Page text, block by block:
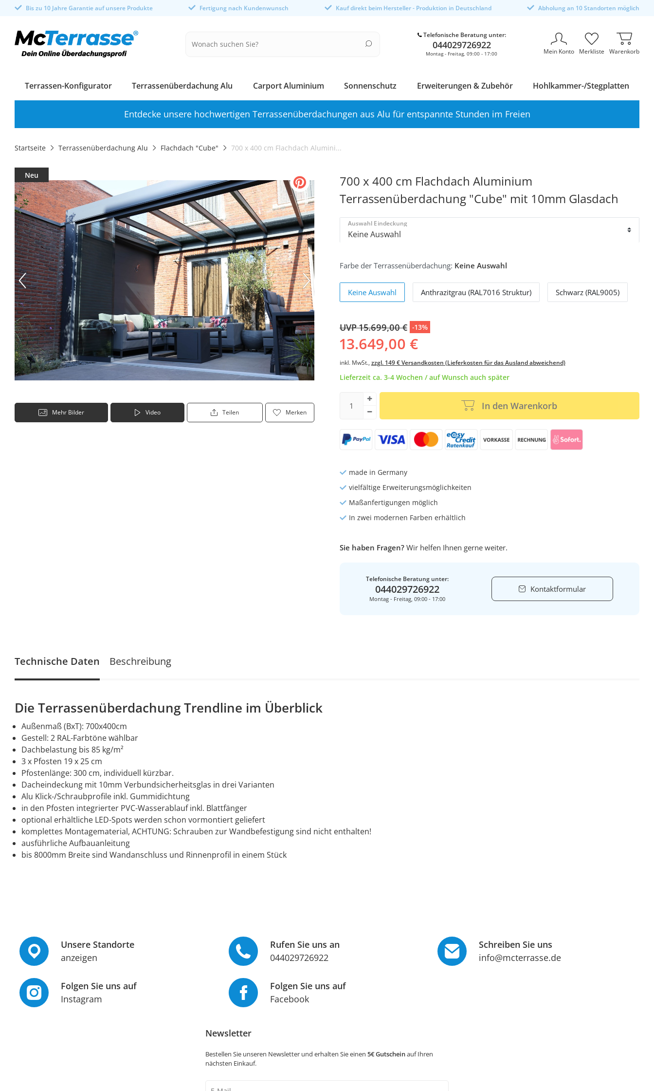
Bis zu 10 Jahre Garantie auf unsere Produkte Fertigung nach Kundenwunsch Kauf direkt beim Hersteller - Produktion in Deutschland Abholung an 10 Standorten möglich
Telefonische Beratung unter:
044029726922
Montag - Freitag, 09:00 - 17:00 Mein Konto Merkliste Warenkorb
Terrassen-Konfigurator Terrassenüberdachung Alu Carport Aluminium Sonnenschutz Erweiterungen & Zubehör Hohlkammer-/Stegplatten
Entdecke unsere hochwertigen Terrassenüberdachungen aus Alu für entspannte Stunden im Freien
Startseite Terrassenüberdachung Alu Flachdach "Cube" 700 x 400 cm Flachdach Alumini...
Neu
Mehr Bilder Video Teilen Merken
700 x 400 cm Flachdach Aluminium
Terrassenüberdachung "Cube" mit 10mm Glasdach
Auswahl Eindeckung
Farbe der Terrassenüberdachung: Keine Auswahl
Keine Auswahl Anthrazitgrau (RAL7016 Struktur) Schwarz (RAL9005)
UVP 15.699,00 € -13%
13.649,00 €
inkl. MwSt., zzgl. 149 € Versandkosten (Lieferkosten für das Ausland abweichend)
Lieferzeit ca. 3-4 Wochen / auf Wunsch auch später
In den Warenkorb
made in Germany
vielfältige Erweiterungsmöglichkeiten
Maßanfertigungen möglich
In zwei modernen Farben erhältlich
Sie haben Fragen?Wir helfen Ihnen gerne weiter.
Kontaktformular
Telefonische Beratung unter:
044029726922
Montag - Freitag, 09:00 - 17:00
Technische Daten
Die Terrassenüberdachung Trendline im Überblick
Außenmaß (BxT): 700x400cm
Gestell: 2 RAL-Farbtöne wählbar
Dachbelastung bis 85 kg/m²
3 x Pfosten 19 x 25 cm
Pfostenlänge: 300 cm, individuell kürzbar.
Dacheindeckung mit 10mm Verbundsicherheitsglas in drei Varianten
Alu Klick-/Schraubprofile inkl. Gummidichtung
in den Pfosten integrierter PVC-Wasserablauf inkl. Blattfänger
optional erhältliche LED-Spots werden schon vormontiert geliefert
komplettes Montagematerial, ACHTUNG: Schrauben zur Wandbefestigung sind nicht enthalten!
ausführliche Aufbauanleitung
bis 8000mm Breite sind Wandanschluss und Rinnenprofil in einem Stück
Beschreibung
Unsere Standorte
anzeigen
Rufen Sie uns an
044029726922
Schreiben Sie uns
info@mcterrasse.de
Folgen Sie uns auf
Instagram
Folgen Sie uns auf
Facebook
Newsletter
Bestellen Sie unseren Newsletter und erhalten Sie einen 5€ Gutscheinauf Ihren
nächsten Einkauf.